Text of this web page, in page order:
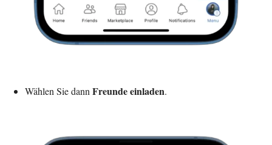
Wählen Sie dann Freunde einladen.